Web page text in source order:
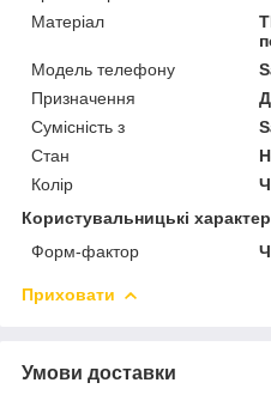
Матеріал
Модель телефону
Призначення
Сумісність з
Стан
Колір
Користувальницькі
Форм-фактор
Приховати
Умови доставки